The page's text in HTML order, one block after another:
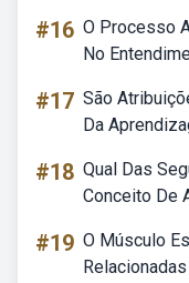
#16 O Processo
No
#17 São
Da
#18 Qual Das
Conceito De
#19 O Músculo